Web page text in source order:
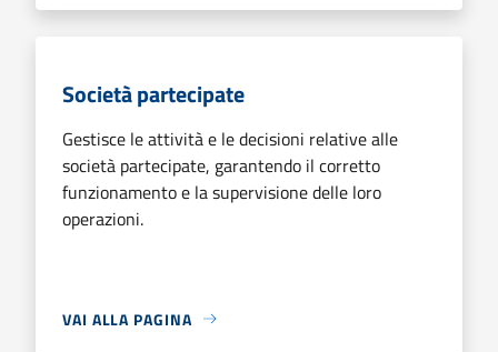
Società partecipate
Gestisce le attività e le decisioni relative alle
società partecipate, garantendo il corretto
funzionamento e la supervisione delle loro
operazioni.
VAI ALLA PAGINA